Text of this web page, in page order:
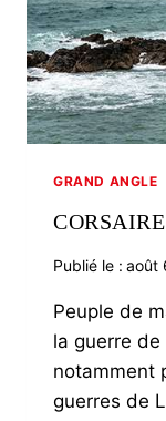
GRAND ANGLE
Publié le : août
Peuple de
la guerre
notamment
guerres de